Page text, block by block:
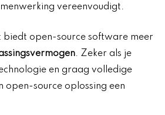
vereenvoudigt.
biedt open-source software meer
. Zeker als je
en graag volledige
open-source oplossing een